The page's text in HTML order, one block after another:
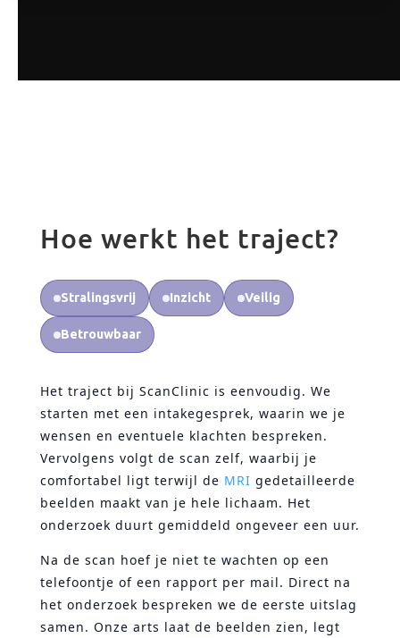
Hoe werkt het traject?
Stralingsvrij Inzicht Veilig
Betrouwbaar
Het traject bij ScanClinic is eenvoudig. We
starten met een intakegesprek, waarin we je
wensen en eventuele klachten bespreken.
Vervolgens volgt de scan zelf, waarbij je
comfortabel ligt terwijl de MRI gedetailleerde
beelden maakt van je hele lichaam. Het
onderzoek duurt gemiddeld ongeveer een uur.
Na de scan hoef je niet te wachten op een
telefoontje of een rapport per mail. Direct na
het onderzoek bespreken we de eerste uitslag
samen. Onze arts laat de beelden zien, legt